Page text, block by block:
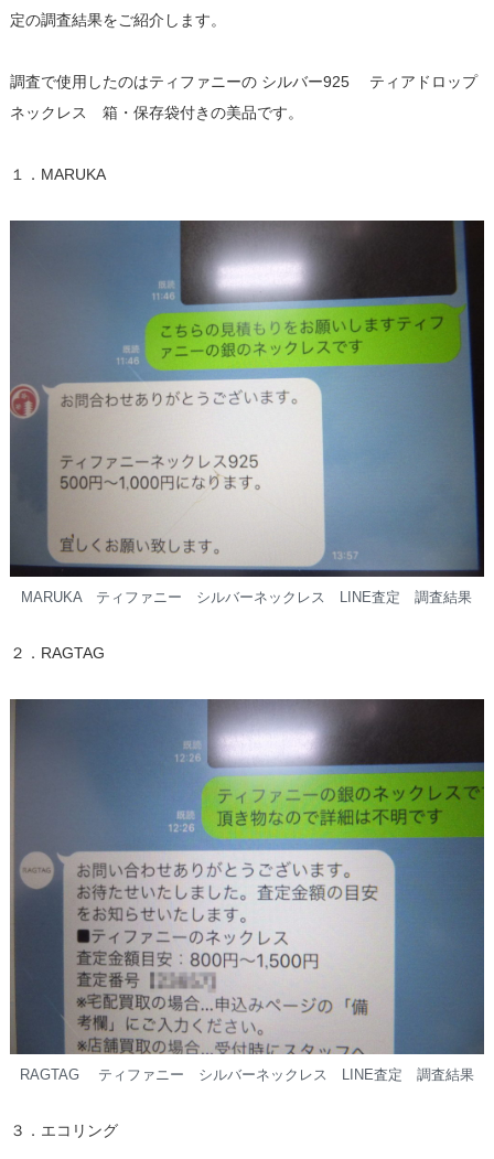
定の調査結果をご紹介します。
調査で使用したのはティファニーの シルバー925 ティアドロップ
ネックレス 箱・保存袋付きの美品です。
１．MARUKA
MARUKA ティファニー シルバーネックレス LINE査定 調査結果
２．RAGTAG
RAGTAG ティファニー シルバーネックレス LINE査定 調査結果
３．エコリング